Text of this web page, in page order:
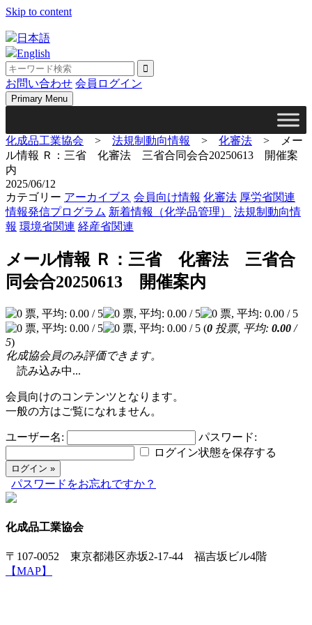
Skip to content
日本語
English
お問い合わせ 会員ログイン
Primary Menu
化成品工業協会 > 法規制動向情報 > 化審法 >
メー
ル情報 Ｒ：三省 化審法 三省合同会合20250613 開催案
内
2025/06/12
カテゴリー アーカイブス 会員向け情報 化審法 厚労省関連
情報発信プログラム 新着情報（化学品管理）
法規制動向情
報 環境省関連 経産省関連
メール情報 Ｒ：三省 化審法 三省合
同会合20250613 開催案内
(0 投票, 平均: 0.00 /
5)
化成協会員のみ評価できます。
読み込み中...
会員向けのコンテンツとなります。
一般の方はご覧になれません。
ユーザー名:
パスワード:
ログイン状態を保存する
パスワードをお忘れですか？
化成品工業協会
〒107-0052 東京都港区赤坂2-17-44 福吉坂ビル4階
【MAP】